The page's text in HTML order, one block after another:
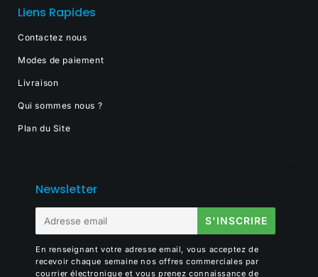
Liens Rapides
Contactez nous
Modes de paiement
Livraison
Qui sommes nous ?
Plan du Site
Newsletter
mail
S'INSCRIRE
En renseignant votre adresse email, vous acceptez de
recevoir chaque semaine nos offres commerciales par
courrier électronique et vous prenez connaissance de